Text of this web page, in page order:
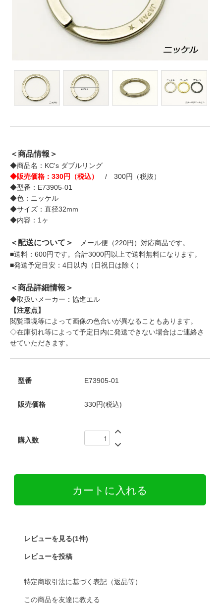
＜商品情報＞
◆商品名：KC's ダブルリング
◆販売価格：330円（税込）
/ 300円（税抜）
◆型番：E73905-01
◆色：ニッケル
◆サイズ：直径32mm
◆内容：1ヶ
＜配送について＞
メール便（220円）対応商品です。
■送料：600円です。合計3000円以上で送料無料になります。
■発送予定目安：4日以内（日祝日は除く）
＜商品詳細情報＞
◆取扱いメーカー：協進エル
【注意点】
閲覧環境等によって画像の色合いが異なることもあります。
◇在庫切れ等によって予定日内に発送できない場合はご連絡さ
せていただきます。
型番 E73905-01
販売価格 330円(税込)
購入数
レビューを見る(1件)
レビューを投稿
特定商取引法に基づく表記（返品等）
この商品を友達に教える